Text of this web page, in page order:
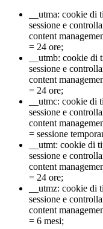
__utma: cookie di
sessione e
content
= 24 ore;
__utmb: cookie di
sessione e
content
= 24 ore;
__utmc: cookie di
sessione e
content
= sessione
__utmt: cookie di
sessione e
content
= 24 ore;
__utmz: cookie di
sessione e
content
= 6 mesi;